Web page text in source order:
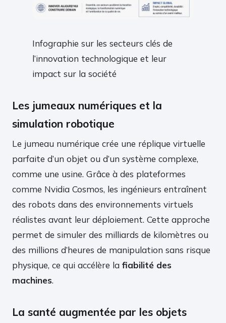
Infographie sur les secteurs clés de
l’innovation technologique et leur
impact sur la société
Les jumeaux numériques et la
simulation robotique
Le jumeau numérique crée une réplique virtuelle
parfaite d’un objet ou d’un système complexe,
comme une usine. Grâce à des plateformes
comme Nvidia Cosmos, les ingénieurs entraînent
des robots dans des environnements virtuels
réalistes avant leur déploiement. Cette approche
permet de simuler des milliards de kilomètres ou
des millions d’heures de manipulation sans risque
physique, ce qui accélère la fiabilité des
machines.
La santé augmentée par les objets